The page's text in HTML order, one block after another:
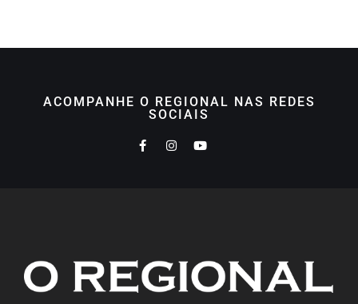
ACOMPANHE O REGIONAL NAS REDES
SOCIAIS